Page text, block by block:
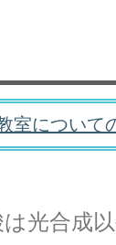
室について
光合成